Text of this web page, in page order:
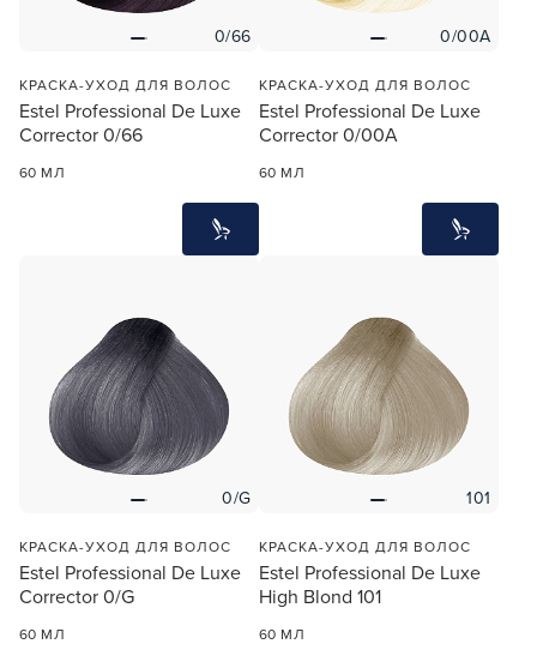
0/66
КРАСКА-УХОД ДЛЯ ВОЛОС
Estel Professional De Luxe
Corrector 0/66
60 МЛ
0/00A
КРАСКА-УХОД ДЛЯ ВОЛОС
Estel Professional De Luxe
Corrector 0/00A
60 МЛ
0/G
КРАСКА-УХОД ДЛЯ ВОЛОС
Estel Professional De Luxe
Corrector 0/G
60 МЛ
101
КРАСКА-УХОД ДЛЯ ВОЛОС
Estel Professional De Luxe
High Blond 101
60 МЛ